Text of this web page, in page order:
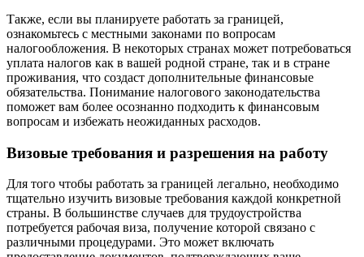
Также, если вы планируете работать за границей,
ознакомьтесь с местными законами по вопросам
налогообложения. В некоторых странах может потребоваться
уплата налогов как в вашей родной стране, так и в стране
проживания, что создаст дополнительные финансовые
обязательства. Понимание налогового законодательства
поможет вам более осознанно подходить к финансовым
вопросам и избежать неожиданных расходов.
Визовые требования и разрешения на работу
Для того чтобы работать за границей легально, необходимо
тщательно изучить визовые требования каждой конкретной
страны. В большинстве случаев для трудоустройства
потребуется рабочая виза, получение которой связано с
различными процедурами. Это может включать